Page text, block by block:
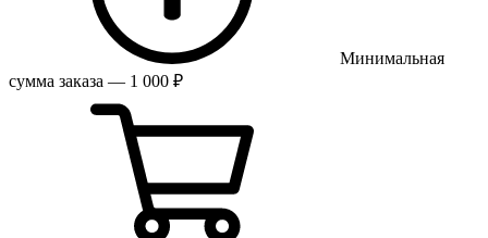
Минимальная
сумма заказа — 1 000 ₽